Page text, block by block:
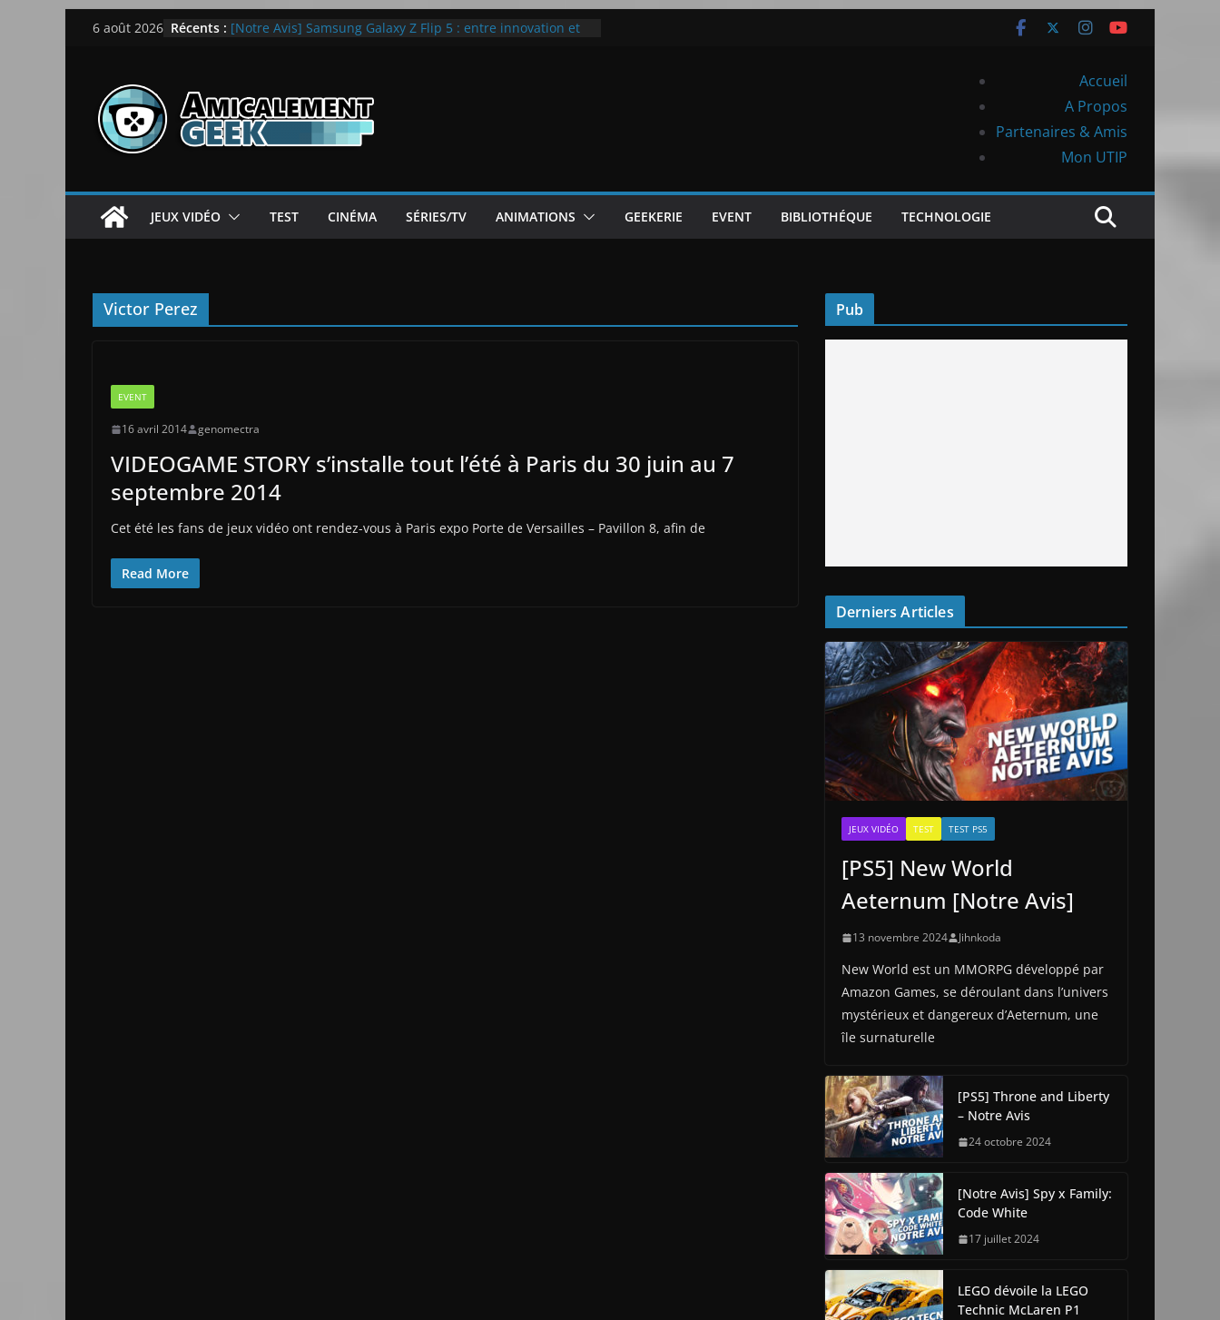
Passer6 août 2026 Récents : [Notre Avis] Samsung Galaxy Z Flip 5 : entre innovation et
[Notre Avis] Spy x Family: Code White
LEGO dévoile la LEGO Technic McLaren P1
Accueil
A Propos
Partenaires & Amis
Mon UTIP
JEUX VIDÉO TEST CINÉMA SÉRIES/TV ANIMATIONS GEEKERIE EVENT BIBLIOTHÉQUE TECHNOLOGIE
Victor Perez
EVENT
16 avril 2014 genomectra
VIDEOGAME STORY s’installe tout l’été à Paris du 30 juin au 7
septembre 2014
Cet été les fans de jeux vidéo ont rendez-vous à Paris expo Porte de Versailles – Pavillon 8, afin de
Read More
Pub
Derniers Articles
JEUX VIDÉO TEST TEST PS5
[PS5] New World
Aeternum [Notre Avis]
13 novembre 2024 Jihnkoda
New World est un MMORPG développé par
Amazon Games, se déroulant dans l’univers
mystérieux et dangereux d’Aeternum, une
île surnaturelle
[PS5] Throne and Liberty
– Notre Avis
24 octobre 2024
[Notre Avis] Spy x Family:
Code White
17 juillet 2024
LEGO dévoile la LEGO
Technic McLaren P1